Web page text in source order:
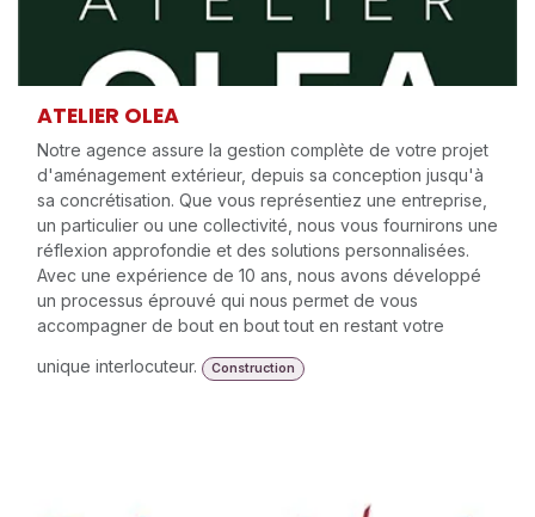
ATELIER OLEA
Notre agence assure la gestion complète de votre projet
d'aménagement extérieur, depuis sa conception jusqu'à
sa concrétisation. Que vous représentiez une entreprise,
un particulier ou une collectivité, nous vous fournirons une
réflexion approfondie et des solutions personnalisées.
Avec une expérience de 10 ans, nous avons développé
un processus éprouvé qui nous permet de vous
accompagner de bout en bout tout en restant votre
unique interlocuteur.
Construction